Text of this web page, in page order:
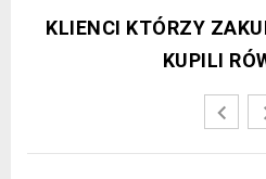
KLIENCI KTÓRZY
KUPILI